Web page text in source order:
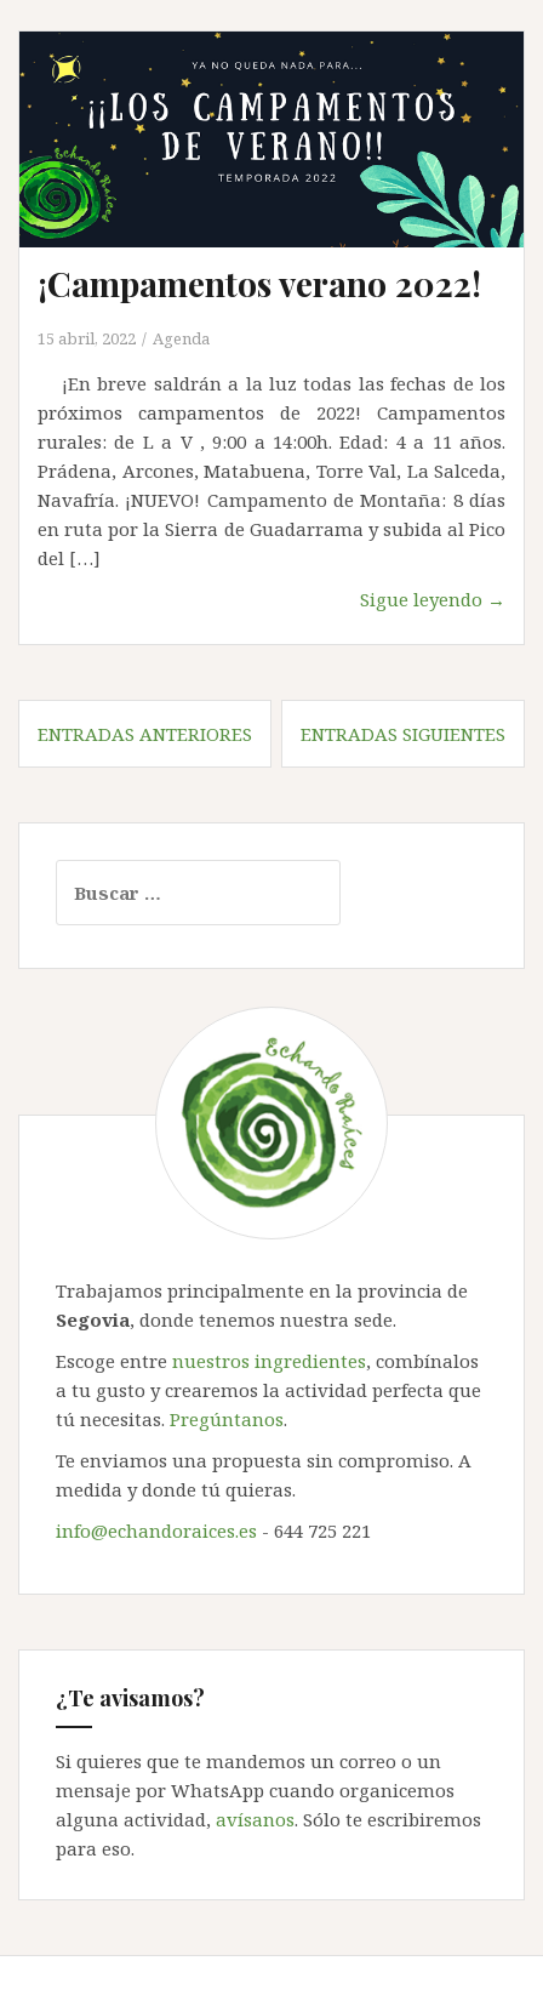
¡Campamentos verano 2022!
15 abril, 2022 Agenda
¡En breve saldrán a la luz todas las fechas de los
próximos campamentos de 2022! Campamentos
rurales: de L a V , 9:00 a 14:00h. Edad: 4 a 11 años.
Prádena, Arcones, Matabuena, Torre Val, La Salceda,
Navafría. ¡NUEVO! Campamento de Montaña: 8 días
en ruta por la Sierra de Guadarrama y subida al Pico
del […]
Sigue leyendo →
Navegación
deENTRADAS ANTERIORES ENTRADAS SIGUIENTES
Trabajamos principalmente en la provincia de
Segovia, donde tenemos nuestra sede.
Escoge entre nuestros ingredientes, combínalos
a tu gusto y crearemos la actividad perfecta que
tú necesitas. Pregúntanos.
Te enviamos una propuesta sin compromiso. A
medida y donde tú quieras.
info@echandoraices.es - 644 725 221
¿Te avisamos?
Si quieres que te mandemos un correo o un
mensaje por WhatsApp cuando organicemos
alguna actividad, avísanos. Sólo te escribiremos
para eso.